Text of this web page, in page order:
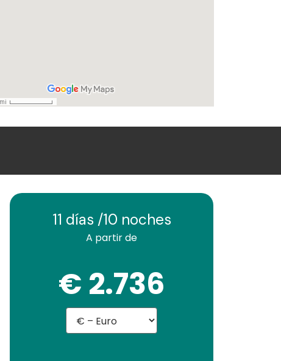
11 días /10 noches
A partir de
€ 2.736